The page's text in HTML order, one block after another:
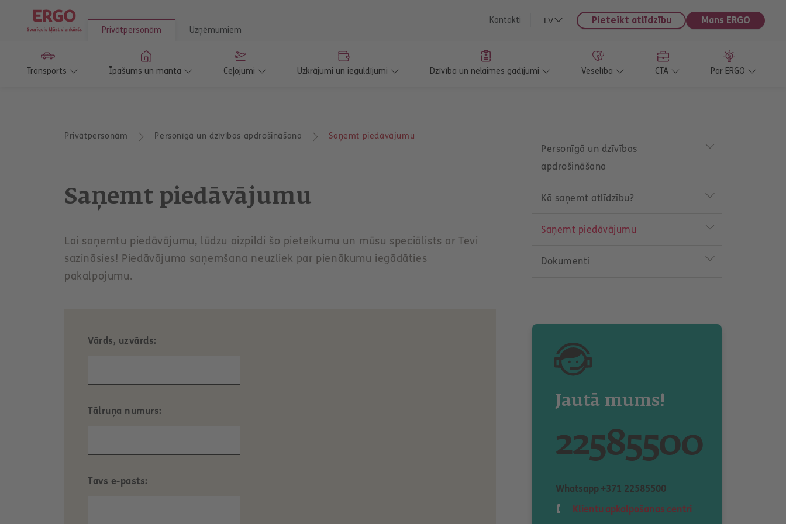
Privātpersonām Uzņēmumiem
Kontakti LV Pieteikt atlīdzību Mans ERGO
Transports Īpašums un manta Ceļojumi Uzkrājumi un ieguldījumi Dzīvība un nelaimes gadījumi Veselība CTA Par ERGO
T
u
d
i
š
e
i
Privātpersonām Personīgā un dzīvības apdrošināšana Saņemt piedāvājumu
Saņemt piedāvājumu
Lai saņemtu piedāvājumu, lūdzu aizpildi šo pieteikumu un mūsu speciālists ar Tevi
sazināsies! Piedāvājuma saņemšana neuzliek par pienākumu iegādāties
pakalpojumu.
Vārds, uzvārds:
Tālruņa numurs:
Tavs e-pasts:
Personīgā un dzīvības
apdrošināšana
Kā saņemt atlīdzību?
Saņemt piedāvājumu
Dokumenti
Jautā mums!
22585500
Whatsapp +371 22585500
Klientu apkalpošanas centri